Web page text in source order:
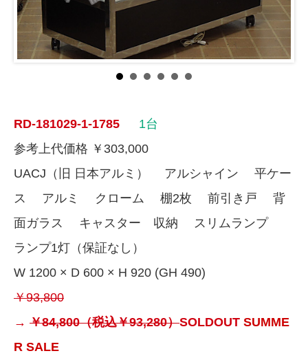
RD-181029-1-1785
1台
参考上代価格 ￥303,000
UACJ（旧 日本アルミ） アルシャイン 平ケー
ス アルミ クローム 棚2枚 前引き戸 背
面ガラス キャスター 収納 スリムランプ
ランプ1灯（保証なし）
W 1200 × D 600 × H 920 (GH 490)
￥93,800
→ ￥84,800（税込￥93,280）SOLDOUT SUMME
R SALE